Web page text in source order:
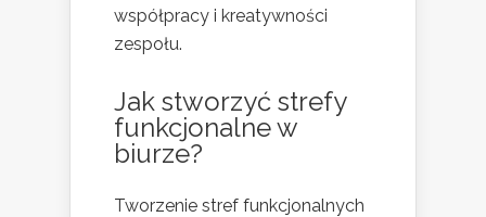
współpracy i kreatywności
zespołu.
Jak stworzyć strefy
funkcjonalne w
biurze?
Tworzenie stref funkcjonalnych